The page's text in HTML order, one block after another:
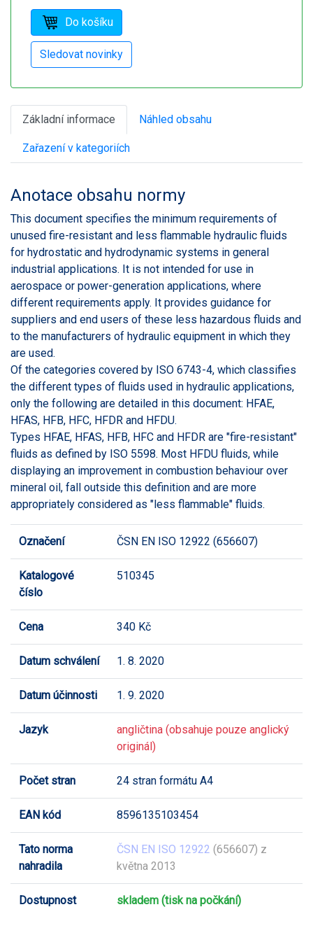
Základní informace Náhled obsahu
Zařazení v kategoriích
Anotace obsahu normy
This document specifies the minimum requirements of
unused fire-resistant and less flammable hydraulic fluids
for hydrostatic and hydrodynamic systems in general
industrial applications. It is not intended for use in
aerospace or power-generation applications, where
different requirements apply. It provides guidance for
suppliers and end users of these less hazardous fluids and
to the manufacturers of hydraulic equipment in which they
are used.
Of the categories covered by ISO 6743-4, which classifies
the different types of fluids used in hydraulic applications,
only the following are detailed in this document: HFAE,
HFAS, HFB, HFC, HFDR and HFDU.
Types HFAE, HFAS, HFB, HFC and HFDR are "fire-resistant"
fluids as defined by ISO 5598. Most HFDU fluids, while
displaying an improvement in combustion behaviour over
mineral oil, fall outside this definition and are more
appropriately considered as "less flammable" fluids.
Označení ČSN EN ISO 12922 (656607)
Katalogové
číslo
510345
Cena 340 Kč
Datum schválení 1. 8. 2020
Datum účinnosti 1. 9. 2020
Jazyk
angličtina (obsahuje pouze anglický
originál)
Počet stran 24 stran formátu A4
EAN kód 8596135103454
Tato norma
nahradila
ČSN EN ISO 12922 (656607) z
května 2013
Dostupnost skladem (tisk na počkání)